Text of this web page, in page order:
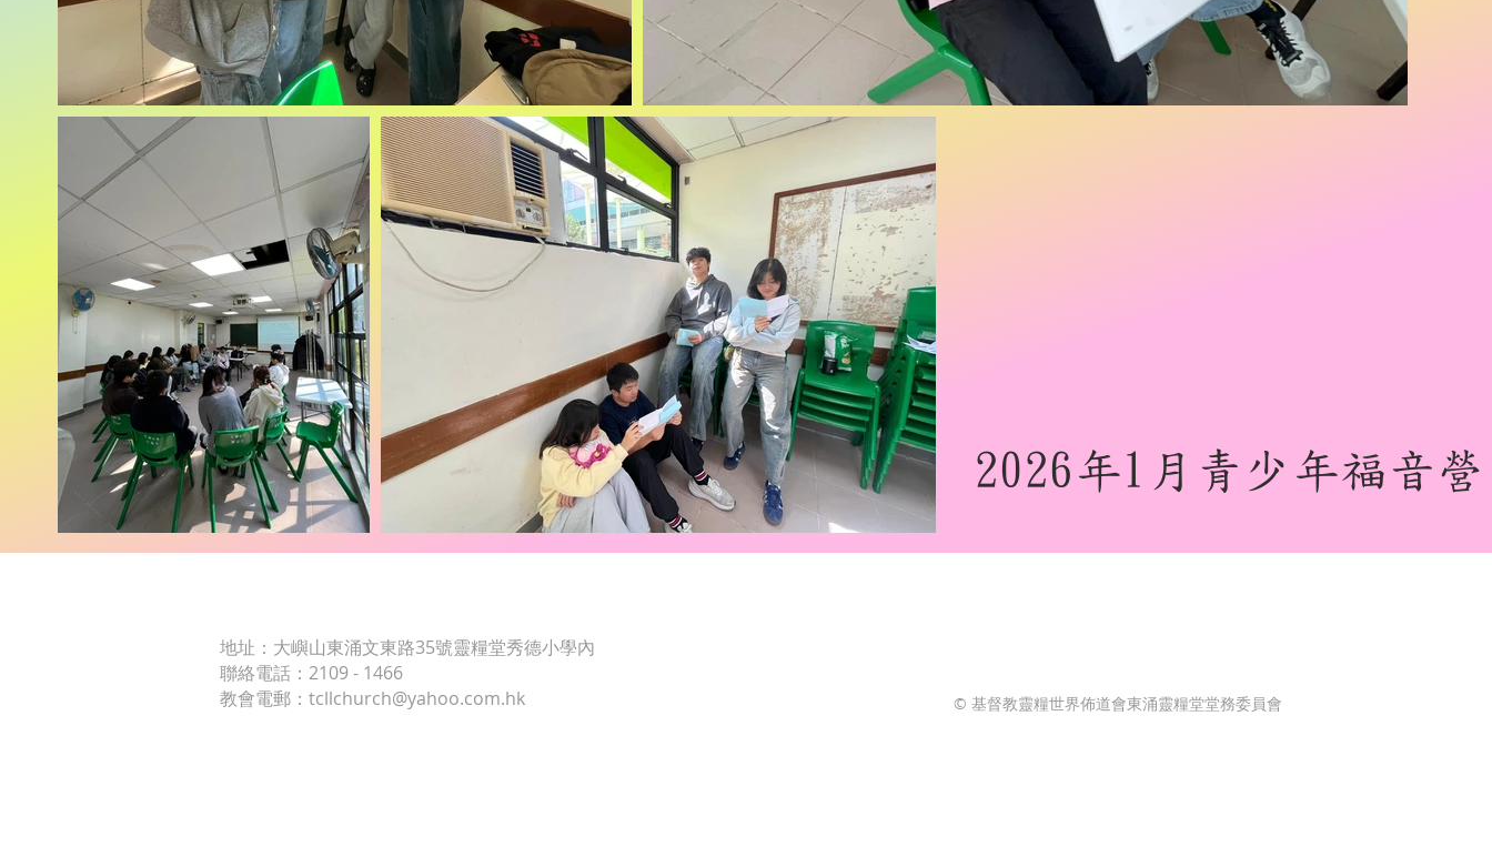
2026年1月青少年福音營
​地址：大嶼山東涌文東路35號靈糧堂秀德小學內
聯絡電話：2109 - 1466
教會電郵： tcllchurch@yahoo.com.hk © 基督教靈糧世界佈道會東涌靈糧堂堂務委員會